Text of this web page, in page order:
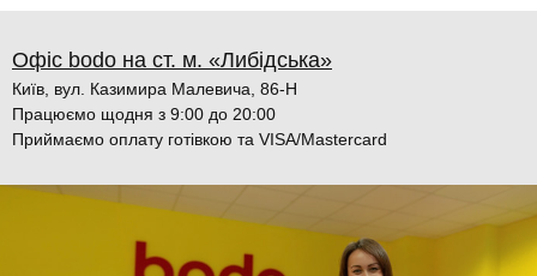
Офіс bodo на ст. м. «Либідська»
Київ, вул. Казимира Малевича, 86-Н
Працюємо щодня з 9:00 до 20:00
Приймаємо оплату готівкою та VISA/Mastercard